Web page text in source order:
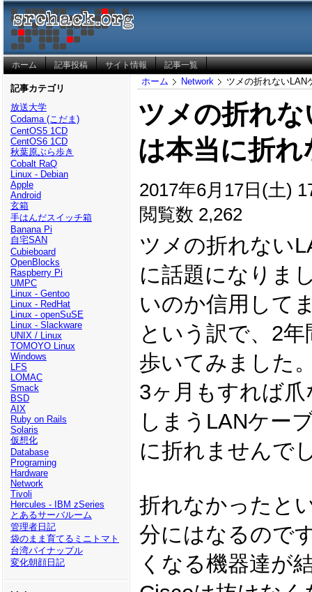
ホーム 記事投稿 サイト情報 記事一覧
記事カテゴリ
放送大学
Codama (こだま)
CentOS5 1CD
CentOS6 1CD
秋葉原ぶら歩き
Cobalt RaQ
Linux - Debian
Apple
Android
玄箱
手はんだスイッチ箱
Banana Pi
自宅SAN
Cubieboard
OpenBlocks
Raspberry Pi
UMPC
Linux - Gentoo
Linux - RedHat
Linux - openSuSE
Linux - Slackware
UNIX / Linux
TOMOYO Linux
Windows
LFS
LOMAC
Smack
BSD
AIX
Ruby on Rails
Solaris
仮想化
Database
Programing
Hardware
Network
Tivoli
Hercules - IBM zSeries
とあるサーバルーム
管理者日記
袋のまま育てるミニトマト
台湾パイナップル
変化朝顔日記
ホーム Network ツメの折れないLAN
ツメの折れ
は本当に折
2017年6月17日(土)
閲覧数 2,262
ツメの折れない
に話題になりま
いのか信用して
という訳で、2
歩いてみました
3ヶ月もすれば
しまうLANケー
に折れませんで
折れなかったと
分にはなるので
くなる機器達が